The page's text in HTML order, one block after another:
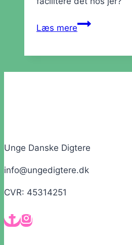
Læs mereÅben
Unge Danske Digtere
info@ungedigtere.dk
CVR: 45314251